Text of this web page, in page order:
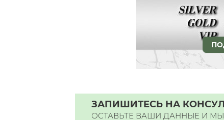
ЗАПИШИТЕСЬ НА
ОСТАВЬТЕ ВАШИ ДАННЫЕ И